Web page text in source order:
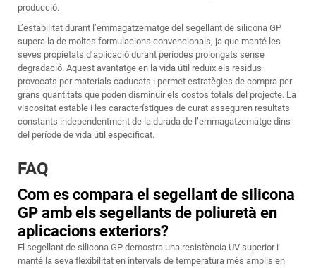
producció.
L’estabilitat durant l’emmagatzematge del segellant de silicona GP
supera la de moltes formulacions convencionals, ja que manté les
seves propietats d’aplicació durant períodes prolongats sense
degradació. Aquest avantatge en la vida útil reduïx els residus
provocats per materials caducats i permet estratègies de compra per
grans quantitats que poden disminuir els costos totals del projecte. La
viscositat estable i les característiques de curat asseguren resultats
constants independentment de la durada de l’emmagatzematge dins
del període de vida útil especificat.
FAQ
Com es compara el segellant de silicona
GP amb els segellants de poliuretà en
aplicacions exteriors?
El segellant de silicona GP demostra una resistència UV superior i
manté la seva flexibilitat en intervals de temperatura més amplis en